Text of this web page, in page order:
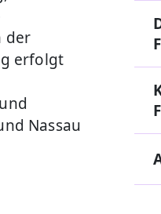
der
erfolgt
Nassau